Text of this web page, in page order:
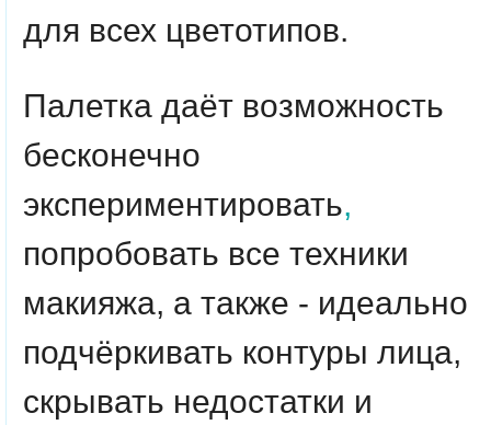
для всех цветотипов.
Палетка даёт возможность
бесконечно
экспериментировать,
попробовать все техники
макияжа, а также - идеально
подчёркивать контуры лица,
скрывать недостатки и